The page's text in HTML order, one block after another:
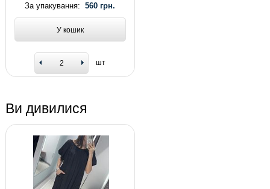
За упакування:560 грн.
У кошик
шт
Ви дивилися